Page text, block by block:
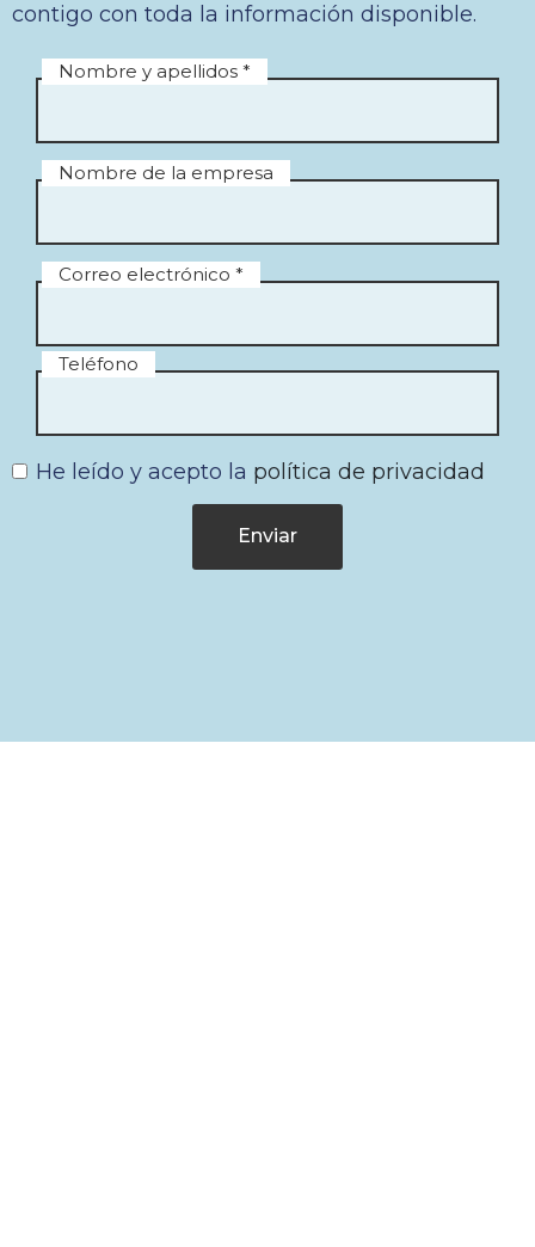
contigo con toda la información disponible.
Nombre y apellidos *
Nombre de la empresa
Correo electrónico *
Teléfono
He leído y acepto la política de privacidad